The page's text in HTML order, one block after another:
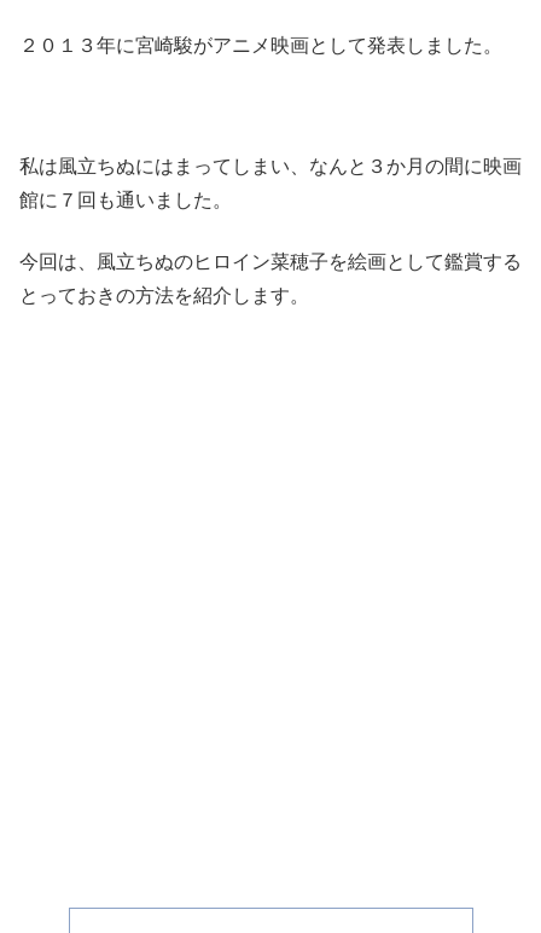
２０１３年に宮崎駿がアニメ映画として発表しました。
私は風立ちぬにはまってしまい、なんと３か月の間に映画
館に７回も通いました。
今回は、風立ちぬのヒロイン菜穂子を絵画として鑑賞する
とっておきの方法を紹介します。